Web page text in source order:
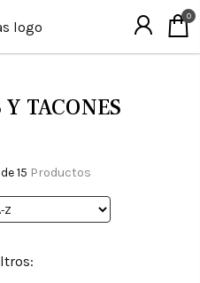
0
TACONES
15 Productos